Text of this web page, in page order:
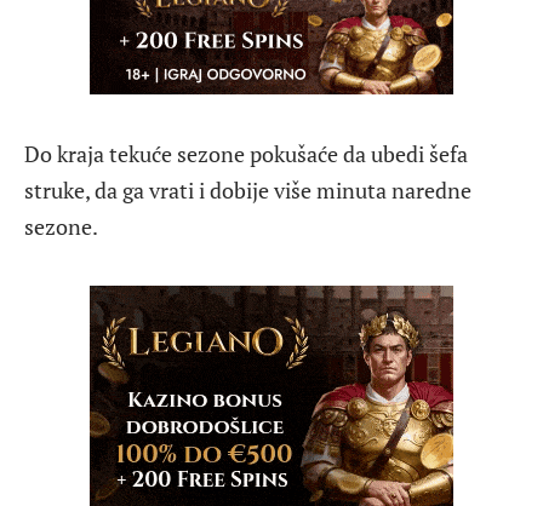
Do kraja tekuće sezone pokušaće da ubedi šefa
struke, da ga vrati i dobije više minuta naredne
sezone.